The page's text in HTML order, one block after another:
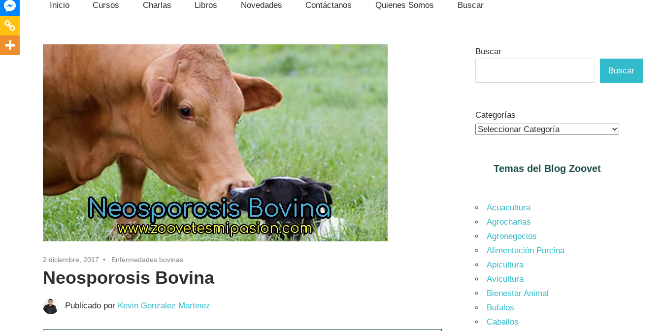
Inicio Cursos Charlas Libros Novedades Contáctanos Quienes Somos Buscar
2 diciembre, 2017 Enfermedades bovinas
Neosporosis Bovina
Publicado por Kevin Gonzalez Martinez
Buscar
Buscar
Categorías
Temas del Blog Zoovet
Acuacultura
Agrocharlas
Agronegocios
Alimentación Porcina
Apicultura
Avicultura
Bienestar Animal
Bufalos
Caballos